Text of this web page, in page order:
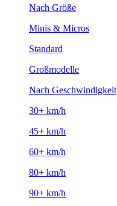
Nach Größe
Minis & Micros
Standard
Großmodelle
Nach Geschwindigkeit
30+ km/h
45+ km/h
60+ km/h
80+ km/h
90+ km/h